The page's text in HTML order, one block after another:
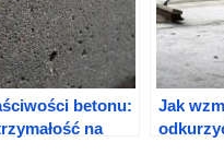
betonu:
na
Jak